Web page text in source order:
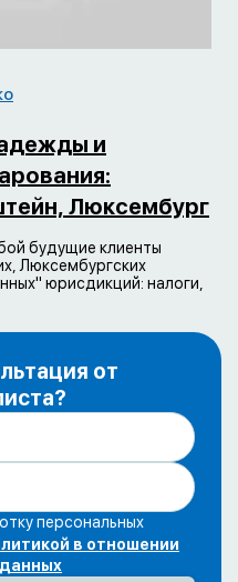
и
Люксембург
будущие клиенты
Люксембургских
юрисдикций: налоги,
от
персональных
в отношении